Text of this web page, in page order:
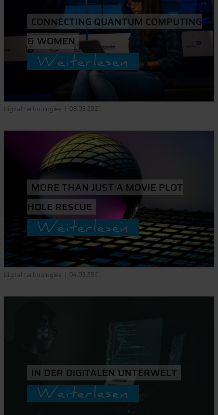
CONNECTING QUANTUM COMPUTING
& WOMEN
Weiterlesen
Digital technologies 08.03.2021
MORE THAN JUST A MOVIE PLOT
HOLE RESCUE
Weiterlesen
Digital technologies 04.03.2021
IN DER DIGITALEN UNTERWELT
Weiterlesen